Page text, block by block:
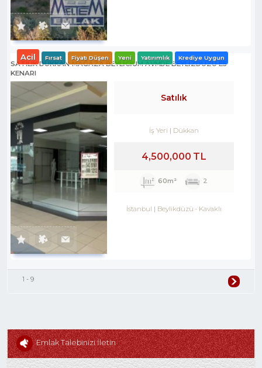
SATILIK DÜKKAN-MAĞAZA BEYLİCİUM AVMDE BEYLİZDÜZÜ E5
KENARI
Acil Fırsat Fiyatı Düşen Yeni Yatırımlık Krediye Uygun
Satılık
İş Yeri Dükkan
4,500,000 TL
60m² 2
İstanbul Beylikdüzü - Kavaklı
1 - 9
Emlak Talebinizi İletin